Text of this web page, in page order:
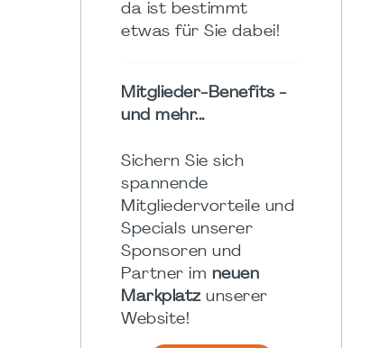
da ist bestimmt
etwas für Sie dabei!
Mitglieder-Benefits -
und mehr...
Sichern Sie sich
spannende
Mitgliedervorteile und
Specials unserer
Sponsoren und
Partner im neuen
Markplatzunserer
Website!